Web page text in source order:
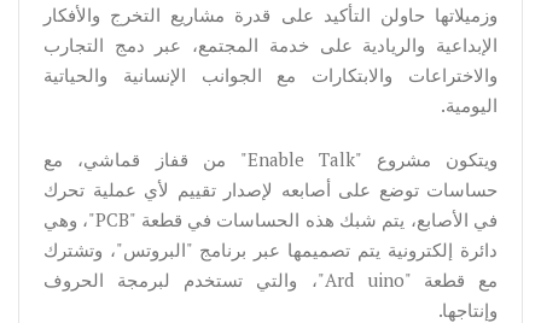
وزميلاتها حاولن التأكيد على قدرة مشاريع التخرج والأفكار
الإبداعية والريادية على خدمة المجتمع، عبر دمج التجارب
والاختراعات والابتكارات مع الجوانب الإنسانية والحياتية
اليومية.
ويتكون مشروع "Enable Talk" من قفاز قماشي، مع
حساسات توضع على أصابعه لإصدار تقييم لأي عملية تحرك
في الأصابع، يتم شبك هذه الحساسات في قطعة "PCB"، وهي
دائرة إلكترونية يتم تصميمها عبر برنامج "البروتس"، وتشترك
مع قطعة "Ard uino"، والتي تستخدم لبرمجة الحروف
وإنتاجها.